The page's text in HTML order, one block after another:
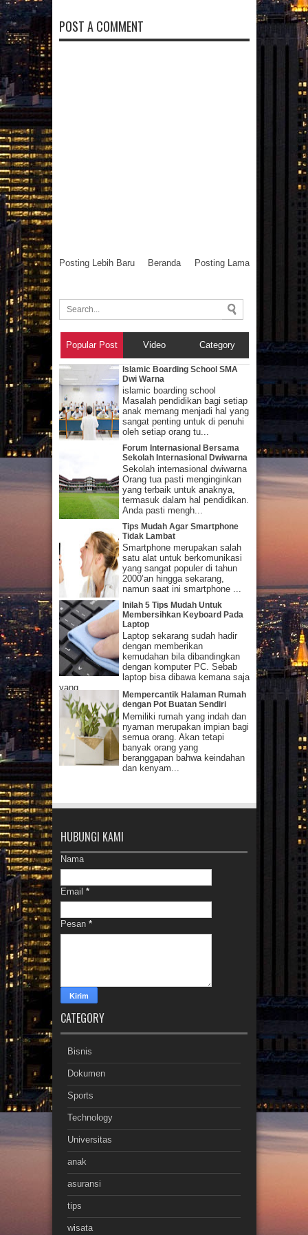
Home
Lift
POST A COMMENT
Posting Lebih Baru Posting Lama
Beranda
Popular Post Video Category
Islamic Boarding School SMA
Dwi Warna
islamic boarding school
Masalah pendidikan bagi setiap
anak memang menjadi hal yang
sangat penting untuk di penuhi
oleh setiap orang tu...
Forum Internasional Bersama
Sekolah Internasional Dwiwarna
Sekolah internasional dwiwarna
Orang tua pasti menginginkan
yang terbaik untuk anaknya,
termasuk dalam hal pendidikan.
Anda pasti mengh...
Tips Mudah Agar Smartphone
Tidak Lambat
Smartphone merupakan salah
satu alat untuk berkomunikasi
yang sangat populer di tahun
2000’an hingga sekarang,
namun saat ini smartphone ...
Inilah 5 Tips Mudah Untuk
Membersihkan Keyboard Pada
Laptop
Laptop sekarang sudah hadir
dengan memberikan
kemudahan bila dibandingkan
dengan komputer PC. Sebab
laptop bisa dibawa kemana saja
yang...
Mempercantik Halaman Rumah
dengan Pot Buatan Sendiri
Memiliki rumah yang indah dan
nyaman merupakan impian bagi
semua orang. Akan tetapi
banyak orang yang
beranggapan bahwa keindahan
dan kenyam...
HUBUNGI KAMI
Nama
Email *
Pesan *
CATEGORY
Bisnis
Dokumen
Sports
Technology
Universitas
anak
asuransi
tips
wisata